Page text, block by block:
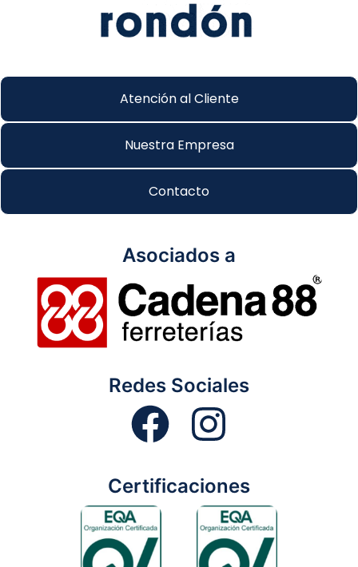
Atención al Cliente
Nuestra Empresa
Contacto
Asociados a
Redes Sociales
Certificaciones